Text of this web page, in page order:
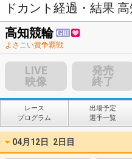
ドカント経過・結果
高知競輪
よさこい賞争覇戦
LIVE
映像
発売
終了
レース
プログラム
出場予定
選手一覧
04月12日 2日目